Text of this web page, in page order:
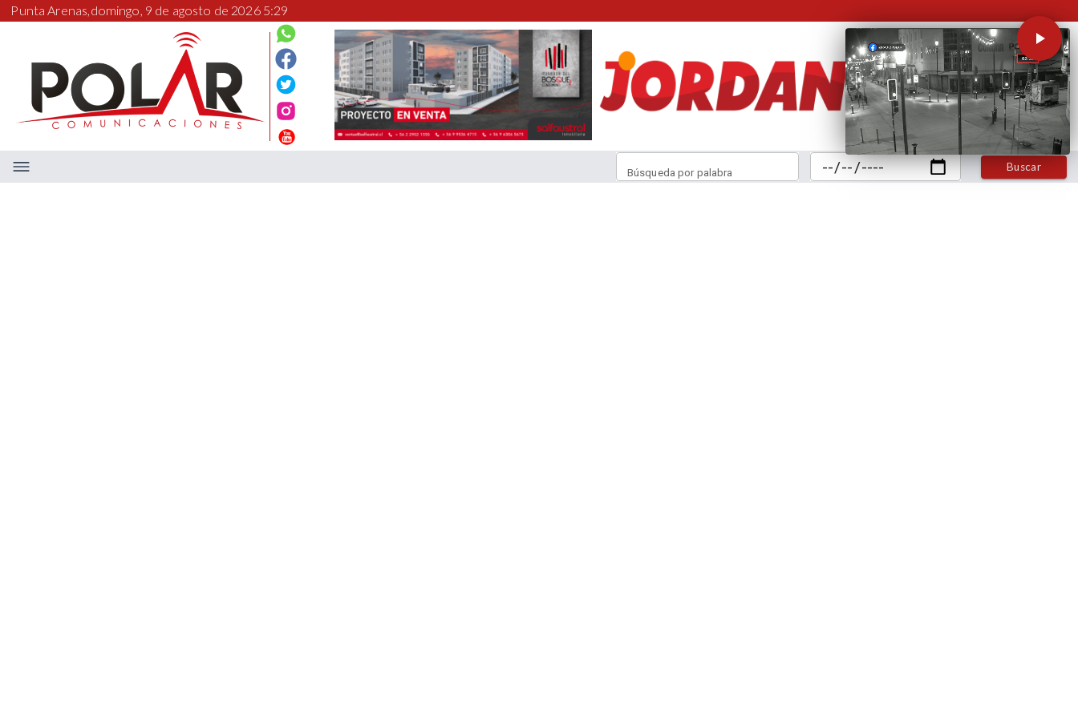
Punta Arenas,domingo, 9 de agosto de 2026 5:29
Buscar
Búsqueda por palabra